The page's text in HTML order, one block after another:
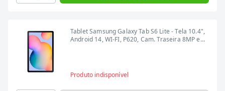
Tablet Samsung Galaxy Tab S6 Lite - Tela 10.4",
Android 14, WI-FI, P620, Cam. Traseira 8MP e
Produto indisponível